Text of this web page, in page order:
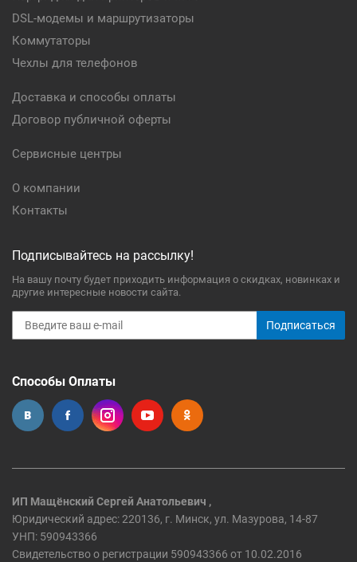
DSL-модемы и маршрутизаторы
Коммутаторы
Чехлы для телефонов
Доставка и способы оплаты
Договор публичной оферты
Сервисные центры
О компании
Контакты
Подписывайтесь на рассылку!
На вашу почту будет приходить информация о скидках, новинках и
другие интересные новости сайта.
Подписаться
Способы Оплаты
ИП Мащёнский Сергей Анатольевич ,
Юридический адрес: 220136, г. Минск, ул. Мазурова, 14-87
УНП: 590943366
Свидетельство о регистрации 590943366 от 10.02.2016